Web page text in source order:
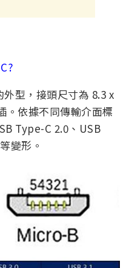
外型，接頭尺寸為 8.3 x
。依據不同傳輸介面標
Type-C 2.0 、USB
變形。